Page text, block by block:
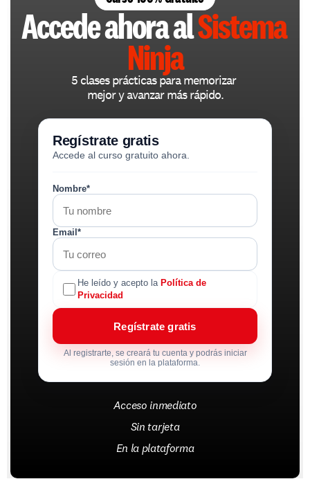
Accede ahora al Sistema
Ninja
5 clases prácticas para memorizar
mejor y avanzar más rápido.
Regístrate gratis
Accede al curso gratuito ahora.
Nombre*
Email*
He leído y acepto la Política de
Privacidad
Regístrate gratis
Al registrarte, se creará tu cuenta y podrás iniciar
sesión en la plataforma.
Acceso inmediato
Sin tarjeta
En la plataforma